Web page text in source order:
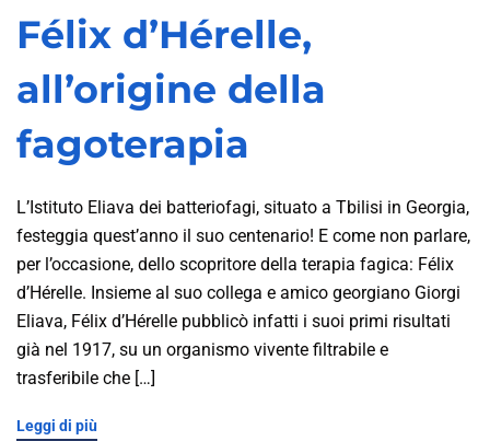
Félix d’Hérelle,
all’origine della
fagoterapia
L’Istituto Eliava dei batteriofagi, situato a Tbilisi in Georgia,
festeggia quest’anno il suo centenario! E come non parlare,
per l’occasione, dello scopritore della terapia fagica: Félix
d’Hérelle. Insieme al suo collega e amico georgiano Giorgi
Eliava, Félix d’Hérelle pubblicò infatti i suoi primi risultati
già nel 1917, su un organismo vivente filtrabile e
trasferibile che […]
Leggi di più